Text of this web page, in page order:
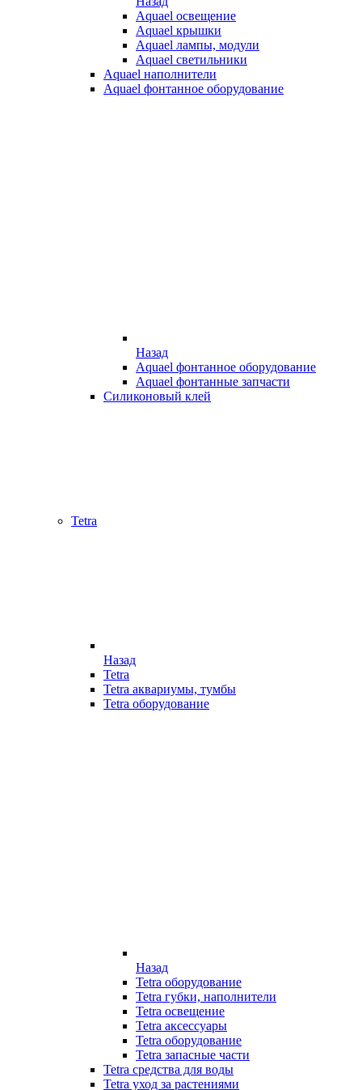
Aquael освещение
Aquael крышки
Aquael лампы, модули
Aquael светильники
Aquael наполнители
Aquael фонтанное оборудование
Назад
Aquael фонтанное оборудование
Aquael фонтанные запчасти
Силиконовый клей
Tetra
Назад
Tetra
Tetra аквариумы, тумбы
Tetra оборудование
Назад
Tetra оборудование
Tetra губки, наполнители
Tetra освещение
Tetra аксессуары
Tetra оборудование
Tetra запасные части
Tetra средства для воды
Tetra уход за растениями